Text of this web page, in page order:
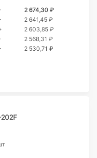
2 674,30 ₽
2 641,45 ₽
2 603,85 ₽
2 568,31 ₽
2 530,71 ₽